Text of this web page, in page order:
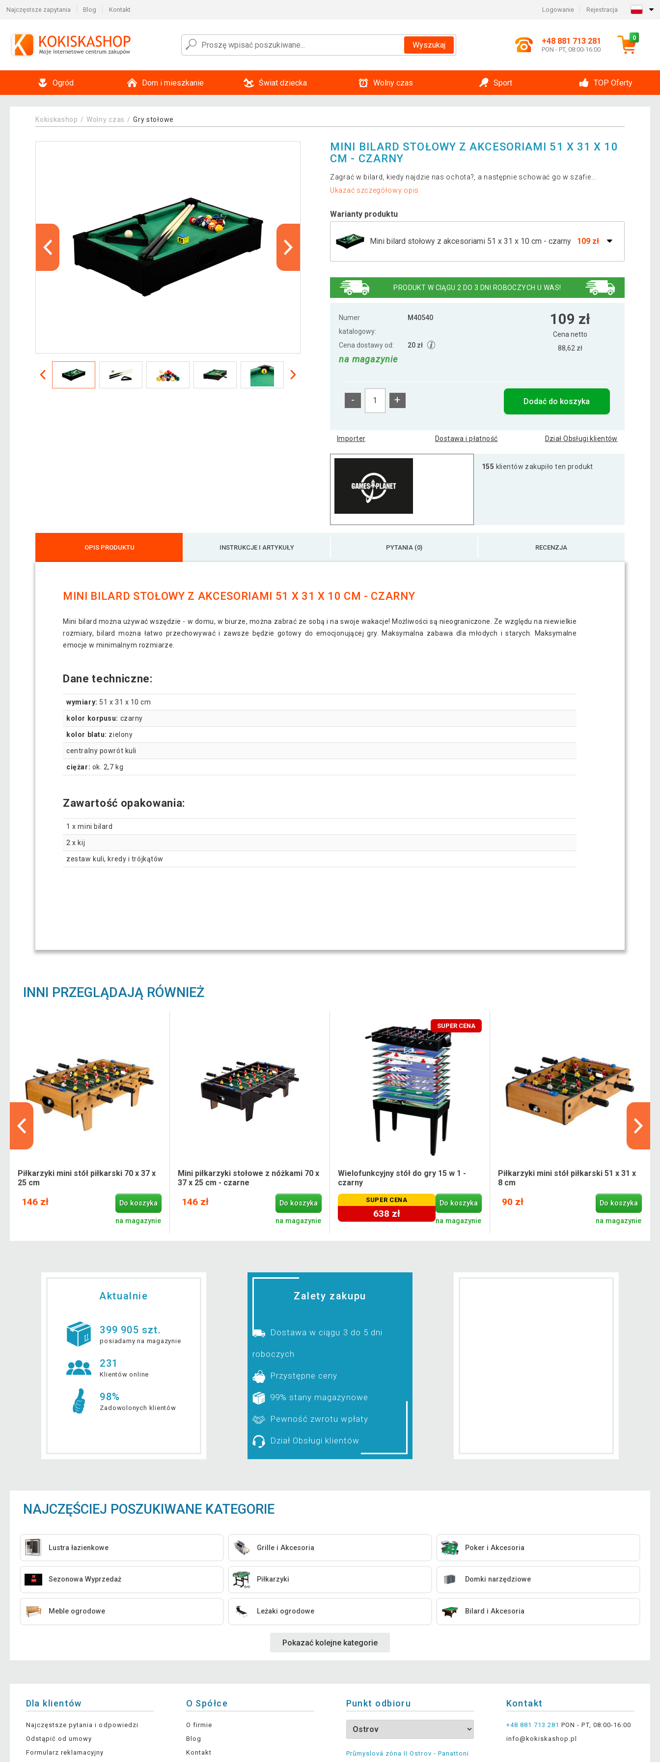
Najczęstsze zapytania Blog Kontakt Logowanie Rejestracja
Wyszukaj +48 881 713 281
PON - PT, 08:00-16:00
0
Ogród Dom i mieszkanie Świat dziecka Wolny czas Sport TOP Oferty
Kokiskashop Wolny czas Gry stołowe
MINI BILARD STOŁOWY Z AKCESORIAMI 51 X 31 X 10
CM - CZARNY
Zagrać w bilard, kiedy najdzie nas ochota?, a następnie schować go w szafie...
Ukazać szczegółowy opis
Warianty produktu
Mini bilard stołowy z akcesoriami 51 x 31 x 10 cm - czarny 109 zł
Mini pool bilard 51 x 31 x 10 cm
PRODUKT W CIĄGU 2 DO 3 DNI ROBOCZYCH U WAS!
Numer
katalogowy:
M40540
Cena dostawy od: 20 zł
na magazynie
109 zł
Cena netto
88,62 zł
- + Dodać do koszyka
Importer Dostawa i płatność Dział Obsługi klientów
155 klientów zakupiło ten produkt
OPIS PRODUKTU INSTRUKCJE I ARTYKUŁY PYTANIA (0) RECENZJA
MINI BILARD STOŁOWY Z AKCESORIAMI 51 X 31 X 10 CM - CZARNY
Mini bilard można używać wszędzie - w domu, w biurze, można zabrać ze sobą i na swoje wakacje! Możliwości są nieograniczone. Ze względu na niewielkie
rozmiary, bilard można łatwo przechowywać i zawsze będzie gotowy do emocjonującej gry. Maksymalna zabawa dla młodych i starych. Maksymalne
emocje w minimalnym rozmiarze.
Dane techniczne:
wymiary: 51 x 31 x 10 cm
kolor korpusu: czarny
kolor blatu: zielony
centralny powrót kuli
ciężar: ok. 2,7 kg
Zawartość opakowania:
1 x mini bilard
2 x kij
zestaw kuli, kredy i trójkątów
INNI PRZEGLĄDAJĄ RÓWNIEŻ
Piłkarzyki mini stół piłkarski 70 x 37 x
25 cm
146 zł Do koszyka
na magazynie
Mini piłkarzyki stołowe z nóżkami 70 x
37 x 25 cm - czarne
146 zł Do koszyka
na magazynie
SUPER CENA
Wielofunkcyjny stół do gry 15 w 1 -
czarny
SUPER CENA
638 zł
Do koszyka
na magazynie
Piłkarzyki mini stół piłkarski 51 x 31 x
8 cm
90 zł Do koszyka
na magazynie
Aktualnie
399 905 szt.
posiadamy na magazynie
231
Klientów online
98%
Zadowolonych klientów
Zalety zakupu
Dostawa w ciągu 3 do 5 dni
roboczych
Przystępne ceny
99% stany magazynowe
Pewność zwrotu wpłaty
Dział Obsługi klientów
NAJCZĘŚCIEJ POSZUKIWANE KATEGORIE
Lustra łazienkowe Grille i Akcesoria Poker i Akcesoria
Sezonowa Wyprzedaż Piłkarzyki Domki narzędziowe
Meble ogrodowe Leżaki ogrodowe Bilard i Akcesoria
Pokazać kolejne kategorie
Dla klientów
Najczęstsze pytania i odpowiedzi
Odstąpić od umowy
Formularz reklamacyjny
O Spółce
O firmie
Blog
Kontakt
Punkt odbioru
Průmyslová zóna II Ostrov - Panattoni
Kontakt
+48 881 713 281 PON - PT, 08:00-16:00
info@kokiskashop.pl